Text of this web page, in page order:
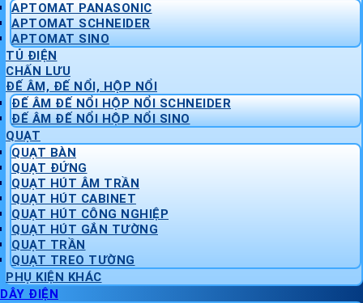
APTOMAT PANASONIC
APTOMAT SCHNEIDER
APTOMAT SINO
TỦ ĐIỆN
CHẤN LƯU
ĐẾ ÂM, ĐẾ NỔI, HỘP NỔI
ĐẾ ÂM ĐẾ NỔI HỘP NỔI SCHNEIDER
ĐẾ ÂM ĐẾ NỔI HỘP NỔI SINO
QUẠT
QUẠT BÀN
QUẠT ĐỨNG
QUẠT HÚT ÂM TRẦN
QUẠT HÚT CABINET
QUẠT HÚT CÔNG NGHIỆP
QUẠT HÚT GẮN TƯỜNG
QUẠT TRẦN
QUẠT TREO TƯỜNG
PHỤ KIỆN KHÁC
DÂY ĐIỆN